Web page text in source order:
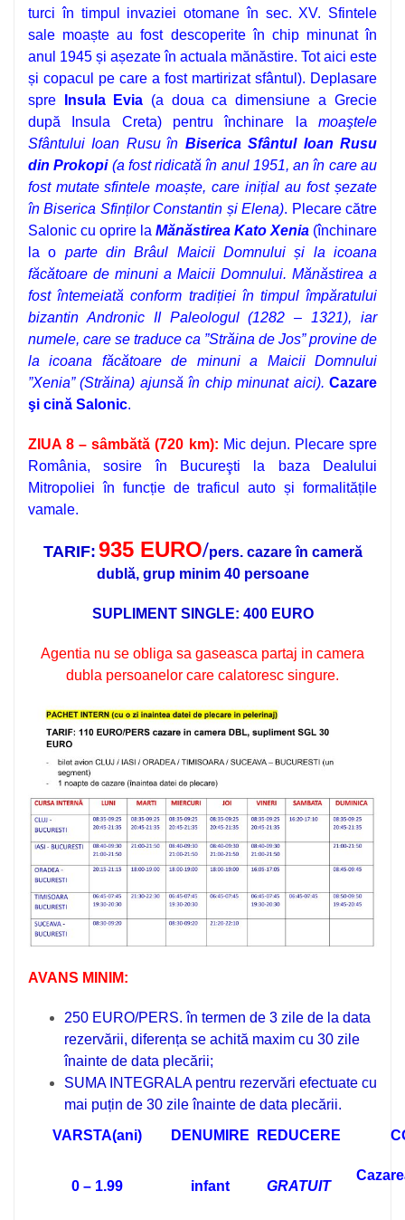
turci în timpul invaziei otomane în sec. XV. Sfintele
sale moaște au fost descoperite în chip minunat în
anul 1945 și așezate în actuala mănăstire. Tot aici este
și copacul pe care a fost martirizat sfântul). Deplasare
spre
Insula Evia(a doua ca dimensiune a Grecie
după Insula Creta) pentruînchinare lamoaştele
Sfântului Ioan Rusu în Biserica Sfântul Ioan Rusu
din Prokopi(a fost ridicată în anul 1951, an în care au
fost mutate sfintele moaște, care inițial au fost șezate
în Biserica Sfinților Constantin și Elena). Plecare către
Salonic cu oprire la Mănăstirea Kato Xenia (închinare
la o parte din Brâul Maicii Domnuluiși la icoana
făcătoare de minuni a Maicii Domnului. Mănăstirea a
fost întemeiată conform tradiției în timpul împăratului
bizantin Andronic II Paleologul (1282 – 1321), iar
numele, care se traduce ca ”Străina de Jos” provine de
la icoana făcătoare de minuni a Maicii Domnului
”Xenia” (Străina) ajunsă în chip minunat aici). Cazare
şi cină Salonic.
ZIUA 8 – sâmbătă (720 km): Mic dejun. Plecare spre
România, sosire în Bucureşti la baza Dealului
Mitropoliei în funcție de traficul auto și formalitățile
vamale.
TARIF: 935 EURO/pers. cazare în cameră
dublă, grup minim 40 persoane
SUPLIMENT SINGLE: 400 EURO
Agentia nu se obliga sa gaseasca partaj in camera
dubla persoanelor care calatoresc singure.
AVANS MINIM:
250 EURO/PERS. în termen de 3 zile de la data
rezervării, diferența se achită maxim cu 30 zile
înainte de data plecării;
SUMA INTEGRALA pentru rezervări efectuate cu
mai puțin de 30 zile înainte de data plecării.
VARSTA(ani)
DENUMIRE REDUCERE
0 – 1.99 infant GRATUIT